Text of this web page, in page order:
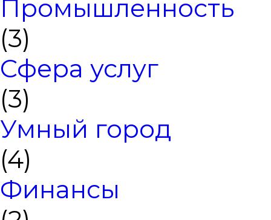
Промышленность
(3)
Сфера услуг
(3)
Умный город
(4)
Финансы